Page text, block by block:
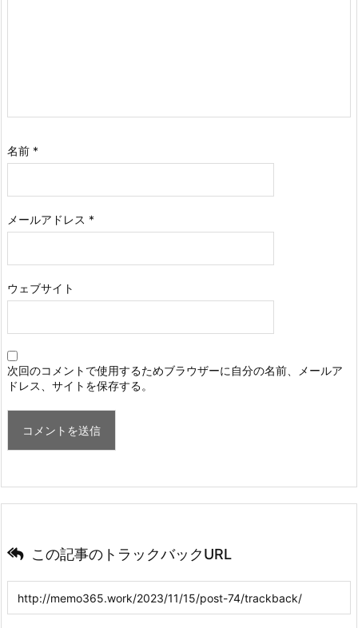
名前 *
メールアドレス *
ウェブサイト
次回のコメントで使用するためブラウザーに自分の名前、メールア
ドレス、サイトを保存する。
この記事のトラックバックURL